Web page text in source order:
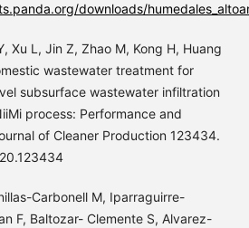
downloads/
Xu L, Jin Z, Zhao M, Kong H, Huang
wastewater treatment for
subsurface wastewater infiltration
process: Performance and
of Cleaner Production 123434.
Carbonell M, Iparraguirre-
F, Baltozar- Clemente S, Alvarez-